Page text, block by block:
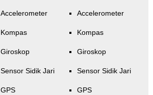
Accelerometer
Kompas
Giroskop
Sensor Sidik Jari
GPS
Accelerometer
Kompas
Giroskop
Sensor Sidik Jari
GPS